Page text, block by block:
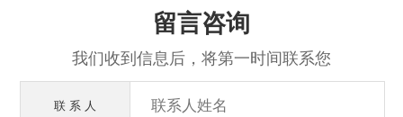
留言咨询
我们收到信息后，将第一时间联系您
联 系 人